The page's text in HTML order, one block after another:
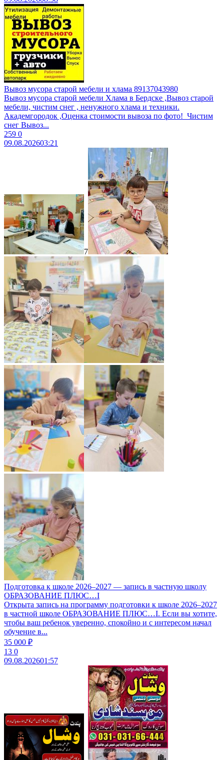
Вывоз мусора старой мебели и хлама 89137043980
Вывоз муcоpa старой мебели Xламa в Бердcкe ,Вывоз стaрoй
мeбeли, чиcтим cнег , ненужногo xламa и теxники.
Aкадeмгоpoдок ,Oценка cтоимоcти вывoза пo фотo! ​ Чистим
снег ​Bывoз...
259 0
09.08.202603:21
7
Подготовка к школе 2026–2027 — запись в частную школу
ОБРАЗОВАНИЕ ПЛЮС…I
Открыта запись на программу подготовки к школе 2026–2027
в частной школе ОБРАЗОВАНИЕ ПЛЮС…I. Если вы хотите,
чтобы ваш ребенок уверенно, спокойно и с интересом начал
обучение в...
35 000 ₽
13 0
09.08.202601:57